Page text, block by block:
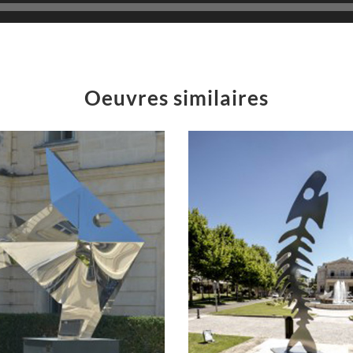
Oeuvres similaires
« La Sardine »
monumentales
« La
Sculptures